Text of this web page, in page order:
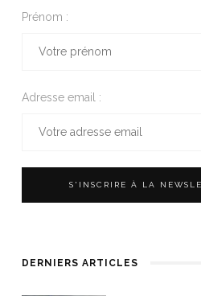
Prénom :
Adresse email :
DERNIERS ARTICLES